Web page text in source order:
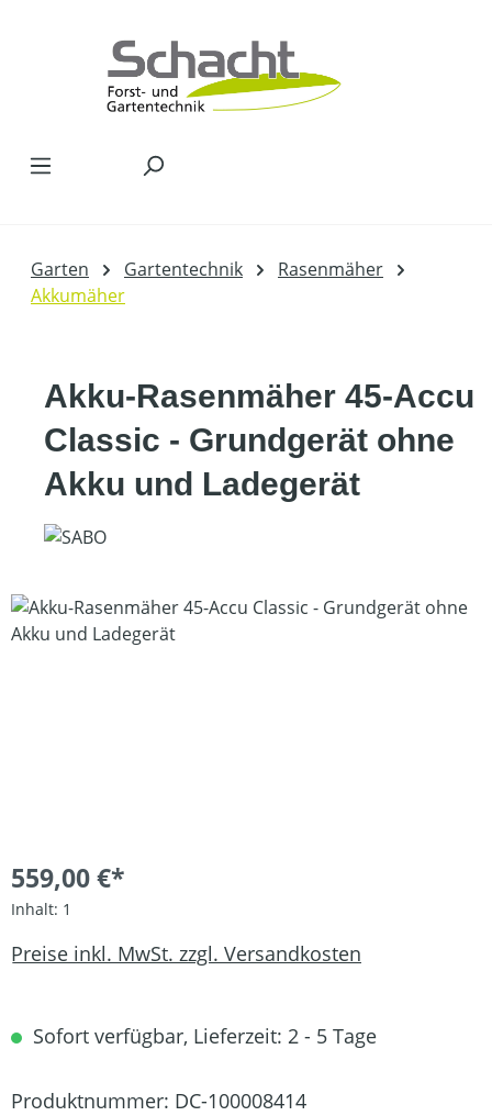
Garten Gartentechnik
Rasenmäher
Akkumäher
Akku-Rasenmäher 45-Accu
Classic - Grundgerät ohne
Akku und Ladegerät
Bildergalerie überspringen
559,00 €*
Inhalt: 1
Preise inkl. MwSt. zzgl. Versandkosten
Sofort verfügbar, Lieferzeit: 2 - 5 Tage
Produktnummer: DC-100008414